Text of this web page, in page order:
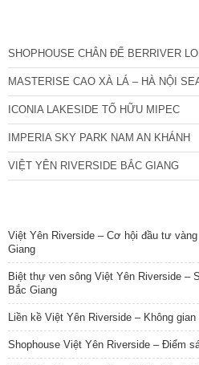
SHOPHOUSE CHÂN ĐẾ BERRIVER
MASTERISE CAO XÀ LÁ – HÀ NỘI
ICONIA LAKESIDE TỐ HỮU MIPEC
IMPERIA SKY PARK NAM AN KHÁNH
VIỆT YÊN RIVERSIDE BẮC GIANG
Việt Yên Riverside – Cơ hội đầu tư
Giang
Biệt thự ven sông Việt Yên Riverside –
Bắc Giang
Liền kề Việt Yên Riverside – Không
Shophouse Việt Yên Riverside – Điểm